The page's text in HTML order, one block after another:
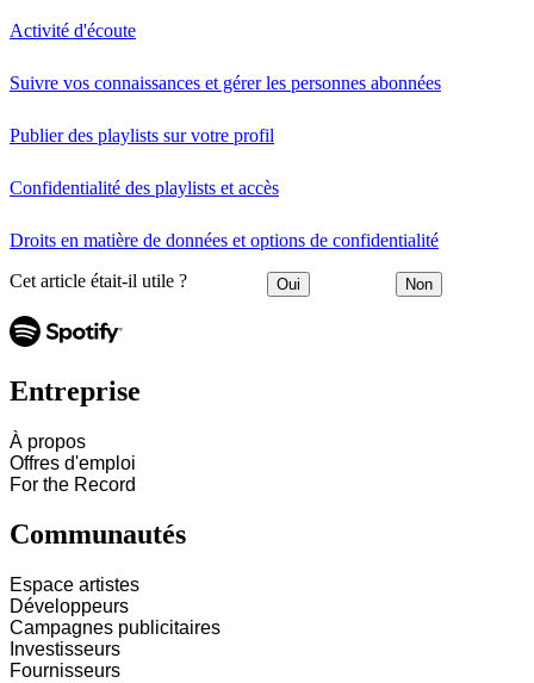
Activité d'écoute
Suivre vos connaissances et gérer les personnes abonnées
Publier des playlists sur votre profil
Confidentialité des playlists et accès
Droits en matière de données et options de confidentialité
Cet article était-il utile ? Oui Non
Entreprise
À propos
Offres d'emploi
For the Record
Communautés
Espace artistes
Développeurs
Campagnes publicitaires
Investisseurs
Fournisseurs